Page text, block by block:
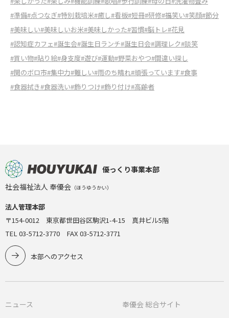
#準備#点つなぎ#特別栽培米#癒し#看板#短冊#研修#福笑い#笑顔#節分
#美味しい#美味しいお米#美味しかった#習慣#脳トレ#花見
#認知症カフェ#誕生会#誕生日ランチ#誕生日会#調理レク#談笑
#買い物#貼り絵#身支度#遊び#運動#野菜おやつ#間違い探し
#関のボロ市#集中力#難しい#雨のち晴れ#頑張っています#食事
#食器拭き#食器洗い#飾りつけ#飾り付け#高齢者
優っくり事業本部
社会福祉法人 奉優会 （ほうゆうかい）
法人管理本部
〒154-0012 東京都世田谷区駒沢1-4-15 真井ビル5階
TEL 03-5712-3770 FAX 03-5712-3771
本部へのアクセス
ニュース
奉優会 総合サイト